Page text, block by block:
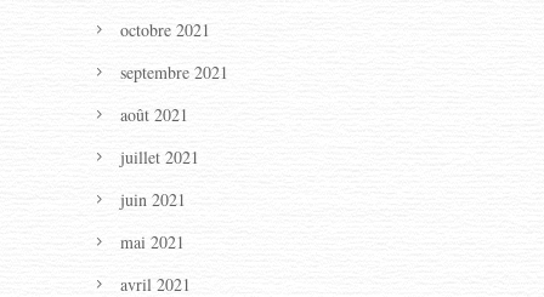
octobre 2021
septembre 2021
août 2021
juillet 2021
juin 2021
mai 2021
avril 2021